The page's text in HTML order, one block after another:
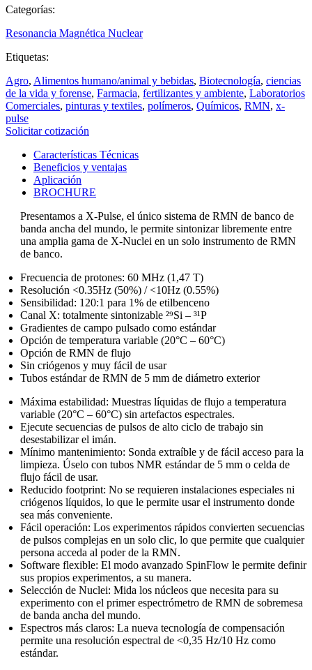
Categorías:
Resonancia Magnética Nuclear
Etiquetas:
Agro, Alimentos humano/animal y bebidas, Biotecnología, ciencias
de la vida y forense, Farmacia, fertilizantes y ambiente, Laboratorios
Comerciales, pinturas y textiles, polímeros, Químicos, RMN, x-
pulse
Solicitar cotización
Características Técnicas
Beneficios y ventajas
Aplicación
BROCHURE
Presentamos a X-Pulse, el único sistema de RMN de banco de
banda ancha del mundo, le permite sintonizar libremente entre
una amplia gama de X-Nuclei en un solo instrumento de RMN
de banco.
Frecuencia de protones: 60 MHz (1,47 T)
​Resolución <0.35Hz (50%) / <10Hz (0.55%)
​Sensibilidad: 120:1 para 1% de etilbenceno
​Canal X: totalmente sintonizable ²⁹Si – ³¹P
​Gradientes de campo pulsado como estándar
​Opción de temperatura variable (20°C – 60°C)​
​Opción de RMN de flujo​
​Sin criógenos y muy fácil de usar
​Tubos estándar de RMN de 5 mm de diámetro exterior
Máxima estabilidad: Muestras líquidas de flujo a temperatura
variable (20°C – 60°C) sin artefactos espectrales.
Ejecute secuencias de pulsos de alto ciclo de trabajo sin
desestabilizar el imán.
Mínimo mantenimiento: Sonda extraíble y de fácil acceso para la
limpieza. Úselo con tubos NMR estándar de 5 mm o celda de
flujo fácil de usar.
Reducido footprint: No se requieren instalaciones especiales ni
criógenos líquidos, lo que le permite usar el instrumento donde
sea más conveniente.
Fácil operación: Los experimentos rápidos convierten secuencias
de pulsos complejas en un solo clic, lo que permite que cualquier
persona acceda al poder de la RMN.
Software flexible: El modo avanzado SpinFlow le permite definir
sus propios experimentos, a su manera.
Selección de Nuclei: Mida los núcleos que necesita para su
experimento con el primer espectrómetro de RMN de sobremesa
de banda ancha del mundo.
Espectros más claros: La nueva tecnología de compensación
permite una resolución espectral de <0,35 Hz/10 Hz como
estándar.